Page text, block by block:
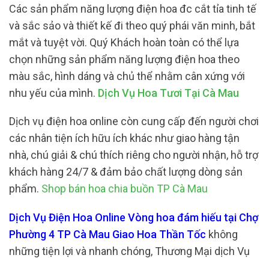
Các sản phẩm năng lượng điện hoa đc cắt tỉa tinh tế
và sắc sảo và thiết kế đi theo quý phái văn minh, bắt
mắt và tuyệt vời. Quý Khách hoàn toàn có thể lựa
chọn những sản phẩm năng lượng điện hoa theo
màu sắc, hình dáng và chủ thể nhằm cân xứng với
nhu yếu của mình. Dịch Vụ Hoa Tươi Tại Cà Mau
Dịch vụ điện hoa online còn cung cấp đến người chơi
các nhân tiện ích hữu ích khác như giao hàng tận
nhà, chú giải & chú thích riêng cho người nhận, hỗ trợ
khách hàng 24/7 & đảm bảo chất lượng dòng sản
phẩm. Shop bán hoa chia buồn TP Cà Mau
Dịch Vụ Điện Hoa Online Vòng hoa đám hiếu tại Chợ
Phường 4 TP Cà Mau Giao Hoa Thần Tốc không
những tiện lợi và nhanh chóng, Thương Mại dịch Vụ